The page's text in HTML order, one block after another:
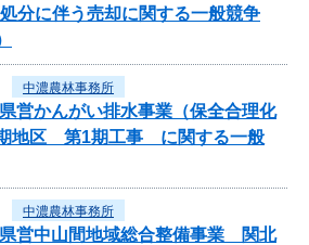
分に伴う売却に関する一般競争
中濃農林事務所
営かんがい排水事業（保全合理化
地区 第1期工事 に関する一般
中濃農林事務所
県営中山間地域総合整備事業 関北